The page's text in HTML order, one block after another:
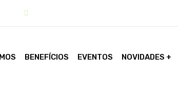
BENEFÍCIOS EVENTOS NOVIDADES